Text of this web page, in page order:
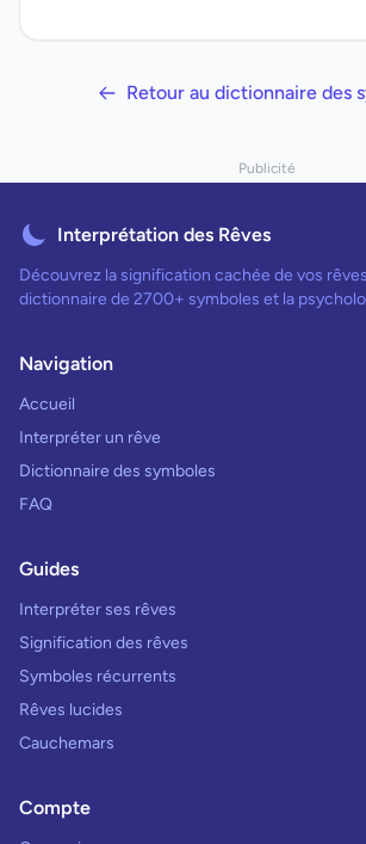
Retour au dictionnaire des
Publicité
Interprétation des Rêves
Découvrez la signification cachée de vos
dictionnaire de 2700+ symboles et la
Navigation
Accueil
Interpréter un rêve
Dictionnaire des symboles
FAQ
Guides
Interpréter ses rêves
Signification des rêves
Symboles récurrents
Rêves lucides
Cauchemars
Compte